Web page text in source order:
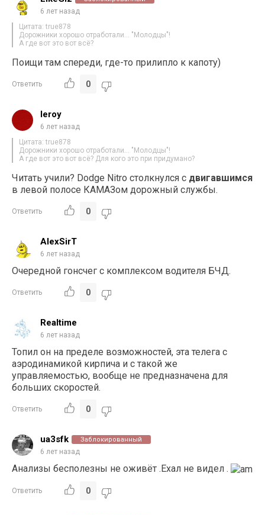
6 лет назад
Цитата: true878
Дорожники хорошо отработали… "Молодцы"!
А где вот это вот всё?
Поищи там спереди, где-то прилипло к капоту)
Ответить 0
leroy
6 лет назад
Цитата: true878
Дорожники хорошо отработали… "Молодцы"!
А где вот это вот всё? Для кого это при придумано?
Читать учили? Dodge Nitro столкнулся с двигавшимся
в левой полосе КАМАЗом дорожный службы.
Ответить 0
AlexSirT
6 лет назад
Очередной гонсчег с комплексом водителя БЧД.
Ответить 0
Realtime
6 лет назад
Топил он на пределе возможностей, эта телега с
аэродинамикой кирпича и с такой же
управляемостью, вообще не предназначена для
больших скоростей.
Ответить 0
ua3sfk Заблокированный
6 лет назад
Анализы бесполезны не оживёт .Ехал не видел .
Ответить 0